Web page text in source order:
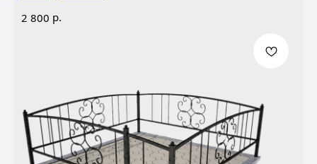
2 800 р.